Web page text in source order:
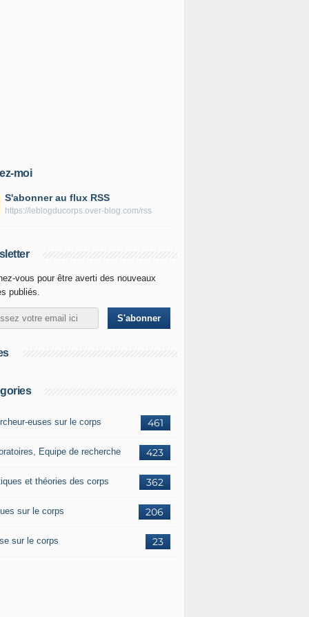
moi
S'abonner au flux RSS
https://leblogducorps.over-blog.com/rss
vous pour être averti des nouveaux
publiés.
461
euses sur le corps
423
Equipe de recherche
362
et théories des corps
206
sur le corps
23
sur le corps